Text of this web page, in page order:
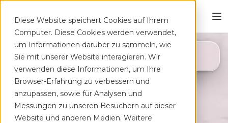
Diese Website speichert Cookies auf Ihrem
Computer. Diese Cookies werden verwendet,
um Informationen darüber zu sammeln, wie
Sie mit unserer Website interagieren. Wir
verwenden diese Informationen, um Ihre
Browser-Erfahrung zu verbessern und
anzupassen, sowie für Analysen und
Messungen zu unseren Besuchern auf dieser
Website und anderen Medien. Weitere